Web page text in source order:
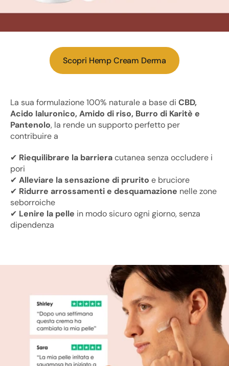
Scopri Hemp Cream Derma
La sua formulazione 100% naturale a base di CBD,
Acido Ialuronico, Amido di riso, Burro di Karitè e
Pantenolo, la rende un supporto perfetto per
contribuire a
✔ Riequilibrare la barrieracutanea senza occludere i
pori
✔ Alleviare la sensazione di prurito e bruciore
✔ Ridurre arrossamenti e desquamazione nelle zone
seborroiche
✔ Lenire la pelle in modo sicuro ogni giorno, senza
dipendenza